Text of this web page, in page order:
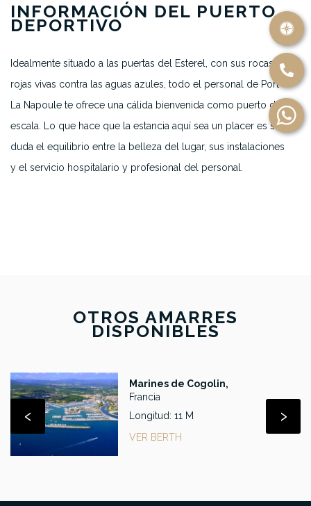
INFORMACIÓN DEL PUERTO
DEPORTIVO
Idealmente situado a las puertas del Esterel, con sus rocas
rojas vivas contra las aguas azules, todo el personal de Port
La Napoule te ofrece una cálida bienvenida como puerto de
escala. Lo que hace que la estancia aquí sea un placer es sin
duda el equilibrio entre la belleza del lugar, sus instalaciones
y el servicio hospitalario y profesional del personal.
OTROS AMARRES
DISPONIBLES
Marines de Cogolin,
Francia
Longitud: 11 M
VER BERTH
‹ ›